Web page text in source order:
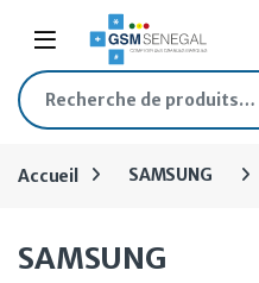
Skip to navigation
Skip to content
Open
Recherche pour :
Accueil SAMSUNG
SAMSUNG